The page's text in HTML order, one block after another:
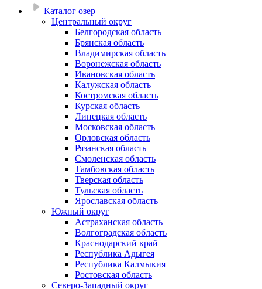
Каталог озер
Центральный округ
Белгородская область
Брянская область
Владимирская область
Воронежская область
Ивановская область
Калужская область
Костромская область
Курская область
Липецкая область
Московская область
Орловская область
Рязанская область
Смоленская область
Тамбовская область
Тверская область
Тульская область
Ярославская область
Южный округ
Астраханская область
Волгоградская область
Краснодарский край
Республика Адыгея
Республика Калмыкия
Ростовская область
Северо-Западный округ